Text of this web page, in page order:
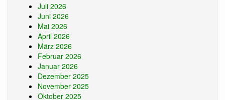
Juli 2026
Juni 2026
Mai 2026
April 2026
März 2026
Februar 2026
Januar 2026
Dezember 2025
November 2025
Oktober 2025